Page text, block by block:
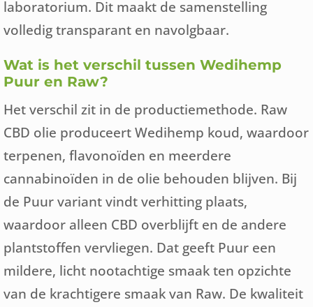
laboratorium. Dit maakt de samenstelling
volledig transparant en navolgbaar.
Wat is het verschil tussen Wedihemp
Puur en Raw?
Het verschil zit in de productiemethode. Raw
CBD olie produceert Wedihemp koud, waardoor
terpenen, flavonoïden en meerdere
cannabinoïden in de olie behouden blijven. Bij
de Puur variant vindt verhitting plaats,
waardoor alleen CBD overblijft en de andere
plantstoffen vervliegen. Dat geeft Puur een
mildere, licht nootachtige smaak ten opzichte
van de krachtigere smaak van Raw. De kwaliteit